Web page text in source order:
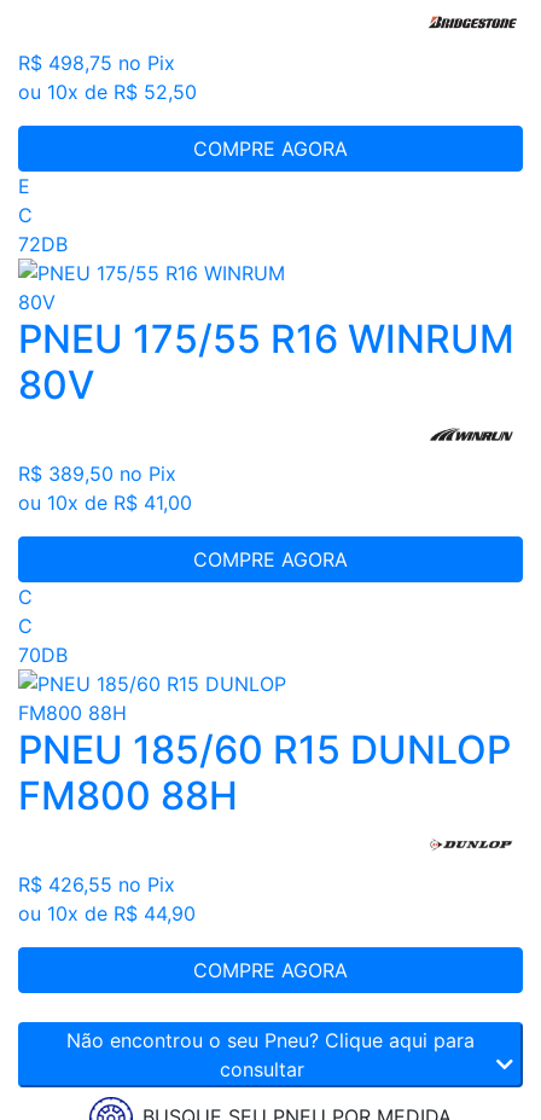
R$ 498,75 no Pix
ou 10x de R$ 52,50
COMPRE AGORA
E
C
72DB
PNEU 175/55 R16 WINRUM
80V
R$ 389,50 no Pix
ou 10x de R$ 41,00
COMPRE AGORA
C
C
70DB
PNEU 185/60 R15 DUNLOP
FM800 88H
R$ 426,55 no Pix
ou 10x de R$ 44,90
COMPRE AGORA
Não encontrou o seu Pneu? Clique aqui para
consultar